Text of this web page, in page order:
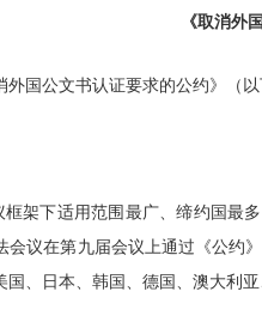
《取消外
外国公文书认证要求的公约》（
架下适用范围最广、缔约国最
会议在第九届会议上通过《公约
、日本、韩国、德国、澳大利